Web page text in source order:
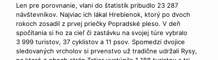
Len pre porovnanie, vlani do štatistík pribudlo 23 287
návštevníkov. Najviac ich lákal Hrebienok, ktorý po dvoch
rokoch zosadil z prvej priečky Popradské pleso. V deň
spočítania si ho za cieľ či zastávku na svojej túre vybralo
3 999 turistov, 37 cyklistov a 11 psov. Spomedzi dvojice
sledovaných vrcholov si prvenstvo už tradične udržali Rysy,